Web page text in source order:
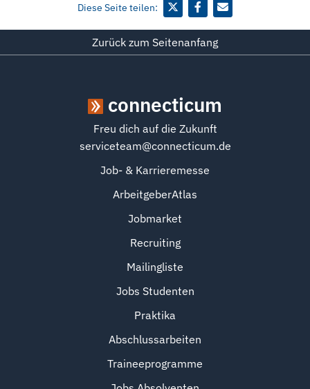
Diese Seite teilen:
Zurück zum Seitenanfang
connecticum
Freu dich auf die Zukunft
serviceteam@connecticum.de
Job- & Karrieremesse
ArbeitgeberAtlas
Jobmarket
Recruiting
Mailingliste
Jobs Studenten
Praktika
Abschlussarbeiten
Traineeprogramme